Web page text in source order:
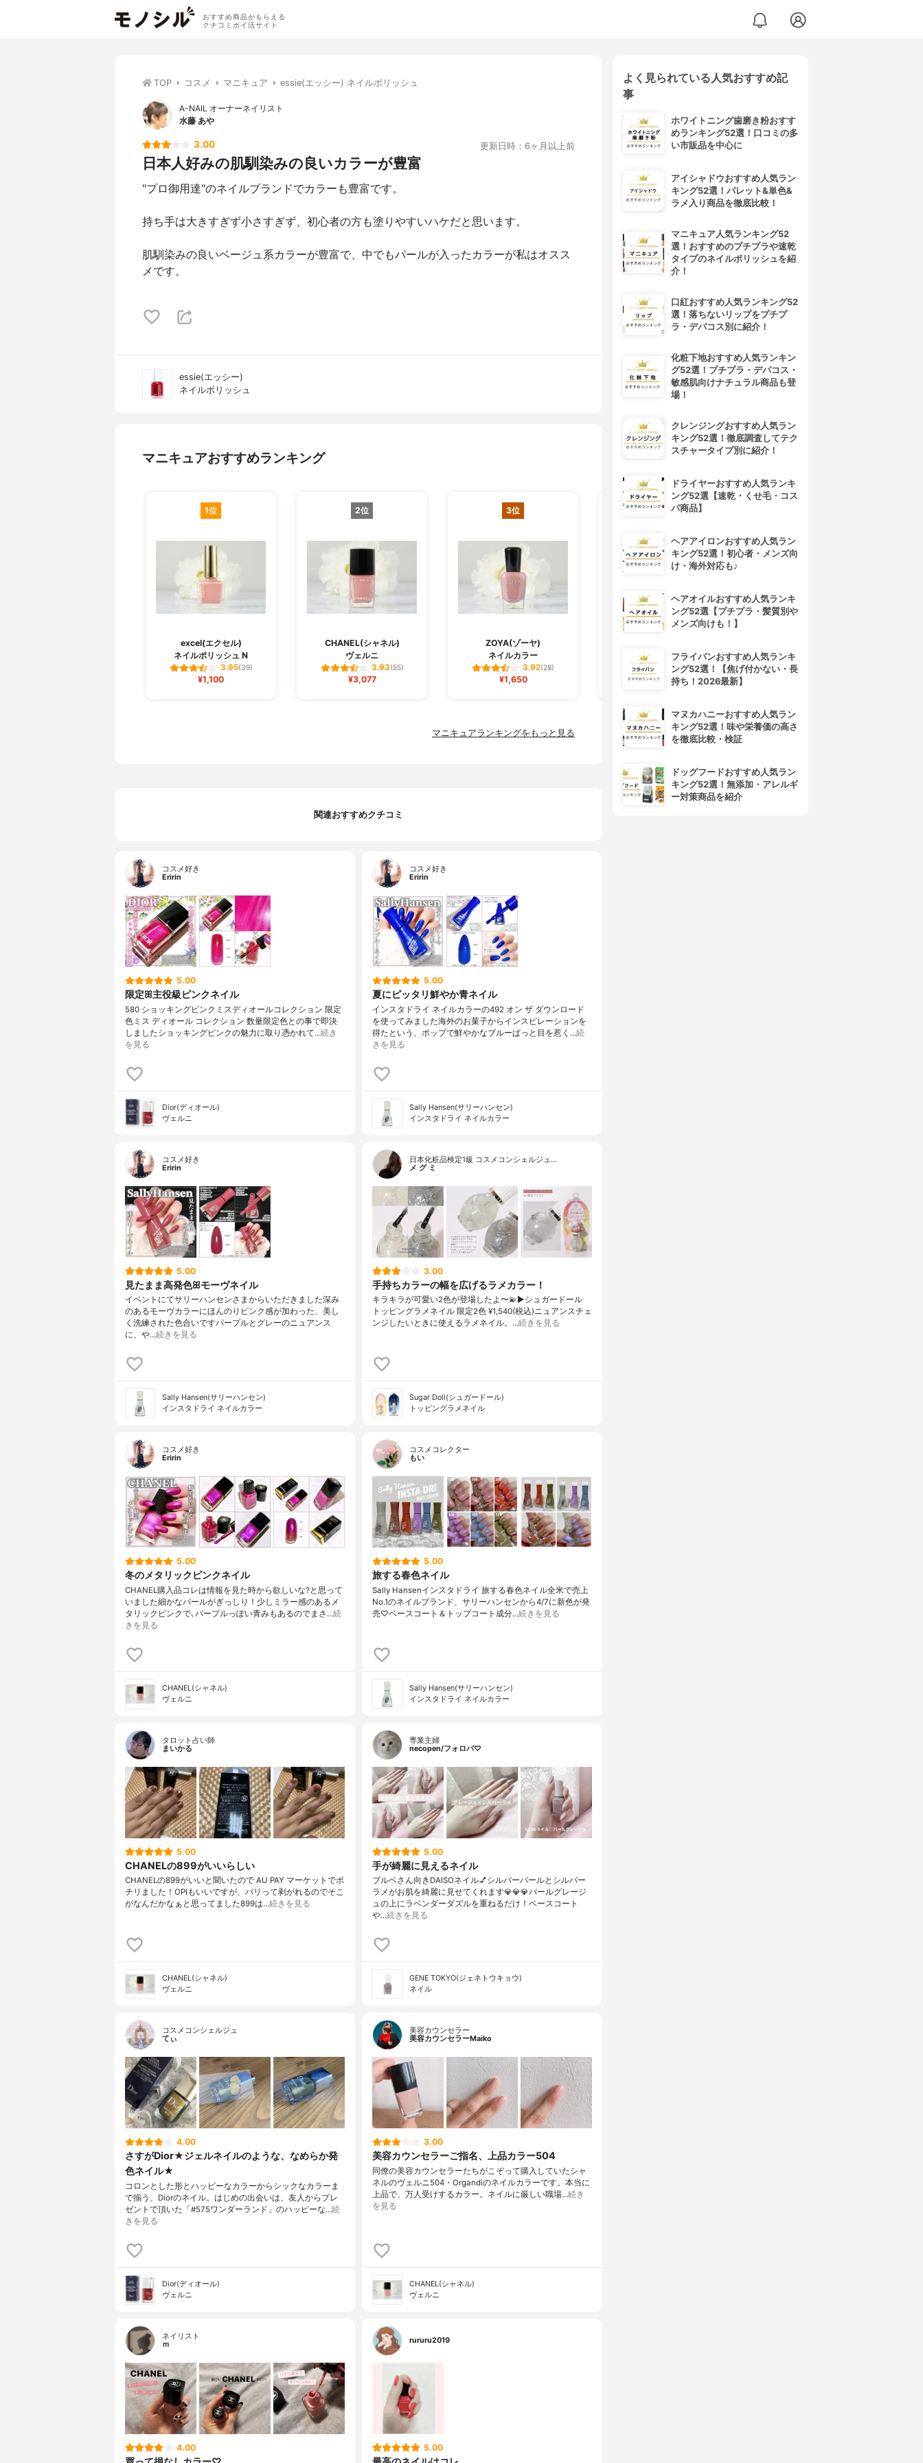
おすすめ商品がもらえる
クチコミポイ活サイト
TOP コスメ マニキュア essie(エッシー) ネイルポリッシュ
A-NAIL オーナーネイリスト
水藤 あや
3.00 更新日時：6ヶ月以上前
日本人好みの肌馴染みの良いカラーが豊富
"プロ御用達"のネイルブランドでカラーも豊富です。
持ち手は大きすぎず小さすぎず、初心者の方も塗りやすいハケだと思います。
肌馴染みの良いベージュ系カラーが豊富で、中でもパールが入ったカラーが私はオスス
メです。
essie(エッシー)
ネイルポリッシュ
マニキュアおすすめランキング
1位
excel(エクセル)
ネイルポリッシュ N
3.95(39)
¥1,100
2位
CHANEL(シャネル)
ヴェルニ
3.93(55)
¥3,077
3位
ZOYA(ゾーヤ)
ネイルカラー
3.92(28)
¥1,650
4位
カラフルネイルズ
3.90(105)
¥388
オールインワンネイルR
マニキュアランキングをもっと見る
関連おすすめクチコミ
コスメ好き
Eririn
5.00
限定ꕤ主役級ピンクネイル
580 ショッキングピンクミスディオールコレクション 限定
色ミス ディオール コレクション 数量限定色との事で即決
しましたショッキングピンクの魅力に取り憑かれて…続き
を見る
Dior(ディオール)
ヴェルニ
コスメ好き
Eririn
5.00
夏にピッタリ鮮やか青ネイル
インスタドライ ネイルカラーの492 オン ザ ダウンロード
を使ってみました海外のお菓子からインスピレーションを
得たという、ポップで鮮やかなブルーぱっと目を惹く…続
きを見る
Sally Hansen(サリーハンセン)
インスタドライ ネイルカラー
コスメ好き
Eririn
5.00
見たまま高発色ꕤモーヴネイル
イベントにてサリーハンセンさまからいただきました深み
のあるモーヴカラーにほんのりピンク感が加わった、美し
く洗練された色合いですパープルとグレーのニュアンス
に、や…続きを見る
Sally Hansen(サリーハンセン)
インスタドライ ネイルカラー
日本化粧品検定1級 コスメコンシェルジュ…
メ グ ミ
3.00
手持ちカラーの幅を広げるラメカラー！
キラキラが可愛い2色が登場したよ〜💫▶︎シュガードール
トッピングラメネイル 限定2色 ¥1,540(税込)ニュアンスチェ
ンジしたいときに使えるラメネイル。…続きを見る
Sugar Doll(シュガードール)
トッピングラメネイル
コスメ好き
Eririn
5.00
冬のメタリックピンクネイル
CHANEL購入品コレは情報を見た時から欲しいな?と思って
いました細かなパールがぎっしり！少しミラー感のあるメ
タリックピンクで､パープルっぽい青みもあるのでまさ…続
きを見る
CHANEL(シャネル)
ヴェルニ
コスメコレクター
もい
5.00
旅する春色ネイル
Sally Hansenインスタドライ 旅する春色ネイル全米で売上
No.1のネイルブランド、サリーハンセンから4/7に新色が発
売♡ベースコート＆トップコート成分…続きを見る
Sally Hansen(サリーハンセン)
インスタドライ ネイルカラー
タロット占い師
まいかる
5.00
CHANELの899がいいらしい
CHANELの899がいいと聞いたので AU PAY マーケットでポ
チリました！OPIもいいですが、パリって剥がれるのでそこ
がなんだかなぁと思ってました899は…続きを見る
CHANEL(シャネル)
ヴェルニ
専業主婦
necopen/フォロバ♡
5.00
手が綺麗に見えるネイル
ブルベさん向きDAISOネイル💅シルバーパールとシルバー
ラメがお肌を綺麗に見せてくれます💎💎💎パールグレージ
ュの上にラベンダーダズルを重ねるだけ！ベースコート
や…続きを見る
GENE TOKYO(ジェネトウキョウ)
ネイル
コスメコンシェルジュ
てぃ
4.00
さすがDior★ジェルネイルのような、なめらか発
色ネイル★
コロンとした形とハッピーなカラーからシックなカラーま
で揃う、Diorのネイル。はじめの出会いは、友人からプレ
ゼントで頂いた「#575ワンダーランド」のハッピーな…続
きを見る
Dior(ディオール)
ヴェルニ
美容カウンセラー
美容カウンセラーMaiko
3.00
美容カウンセラーご指名、上品カラー504
同僚の美容カウンセラーたちがこぞって購入していたシャ
ネルのヴェルニ504・Organdiのネイルカラーです。本当に
上品で、万人受けするカラー。ネイルに厳しい職場…続き
を見る
CHANEL(シャネル)
ヴェルニ
ネイリスト
ｍ
4.00
rururu2019
5.00
よく見られている人気おすすめ記
事
ホワイトニング歯磨き粉おすす
めランキング52選！口コミの多
い市販品を中心に
アイシャドウおすすめ人気ラン
キング52選！パレット&単色&
ラメ入り商品を徹底比較！
マニキュア人気ランキング52
選！おすすめのプチプラや速乾
タイプのネイルポリッシュを紹
介！
口紅おすすめ人気ランキング52
選！落ちないリップをプチプ
ラ・デパコス別に紹介！
化粧下地おすすめ人気ランキン
グ52選！プチプラ・デパコス・
敏感肌向けナチュラル商品も登
場！
クレンジングおすすめ人気ラン
キング52選！徹底調査してテク
スチャータイプ別に紹介！
ドライヤーおすすめ人気ランキ
ング52選【速乾・くせ毛・コス
パ商品】
ヘアアイロンおすすめ人気ラン
キング52選！初心者・メンズ向
け・海外対応も♪
ヘアオイルおすすめ人気ランキ
ング52選【プチプラ・髪質別や
メンズ向けも！】
フライパンおすすめ人気ランキ
ング52選！【焦げ付かない・長
持ち！2026最新】
マヌカハニーおすすめ人気ラン
キング52選！味や栄養価の高さ
を徹底比較・検証
ドッグフードおすすめ人気ラン
キング52選！無添加・アレルギ
ー対策商品を紹介